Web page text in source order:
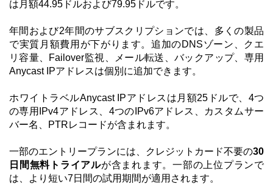
は月額44.95ドルおよび79.95ドルです。
年間および2年間のサブスクリプションでは、多くの製品
で実質月額費用が下がります。追加のDNSゾーン、クエ
リ容量、Failover監視、メール転送、バックアップ、専用
Anycast IPアドレスは個別に追加できます。
ホワイトラベルAnycast IPアドレスは月額25ドルで、4つ
の専用IPv4アドレス、4つのIPv6アドレス、カスタムサー
バー名、PTRレコードが含まれます。
一部のエントリープランには、クレジットカード不要の30
日間無料トライアルが含まれます。一部の上位プランで
は、より短い7日間の試用期間が適用されます。